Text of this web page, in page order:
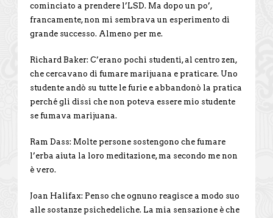
cominciato a prendere l’LSD. Ma dopo un po’,
francamente, non mi sembrava un esperimento di
grande successo. Almeno per me.
Richard Baker: C’erano pochi studenti, al centro zen,
che cercavano di fumare marijuana e praticare. Uno
studente andò su tutte le furie e abbandonò la pratica
perché gli dissi che non poteva essere mio studente
se fumava marijuana.
Ram Dass: Molte persone sostengono che fumare
l’erba aiuta la loro meditazione, ma secondo me non
è vero.
Joan Halifax: Penso che ognuno reagisce a modo suo
alle sostanze psichedeliche. La mia sensazione è che